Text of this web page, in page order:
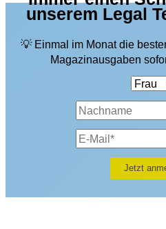
unserem Legal
💡 Einmal im Monat die
Magazinausgaben